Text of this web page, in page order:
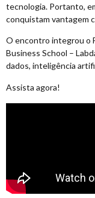
tecnologia. Portanto,
conquistam vantagem
O encontro integrou o
Business School –
dados, inteligência
Assista agora!